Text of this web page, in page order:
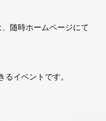
随時ホームページにて
イベントです。